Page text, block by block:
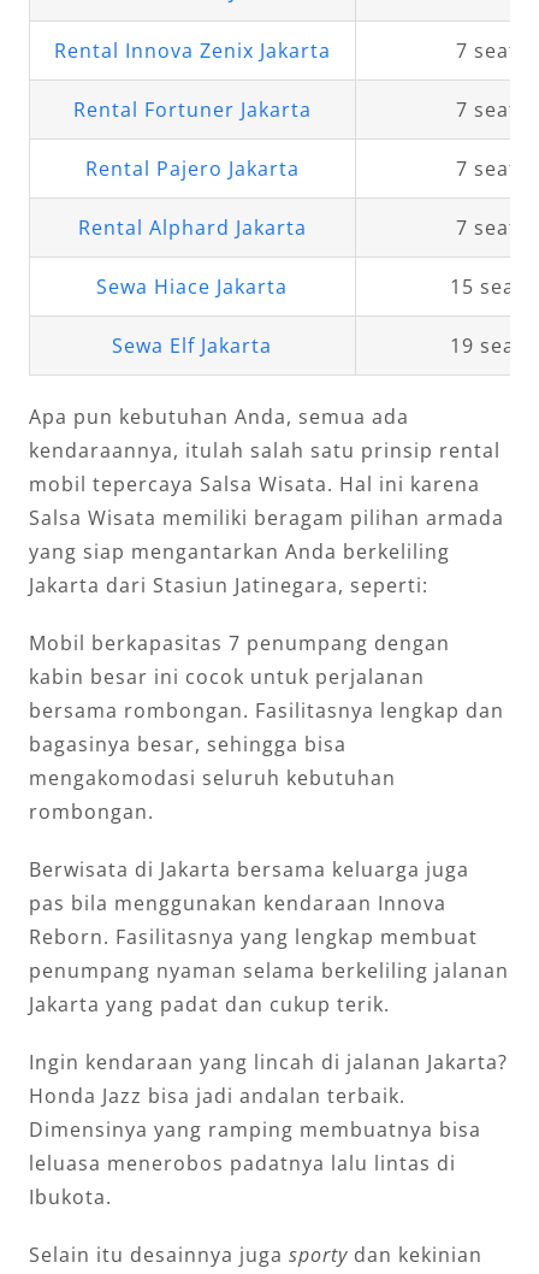
Rental Innova Zenix Jakarta 7 seat
Rental Fortuner Jakarta 7 seat
Rental Pajero Jakarta 7 seat
Rental Alphard Jakarta 7 seat
Sewa Hiace Jakarta 15 seat
Sewa Elf Jakarta 19 seat
Apa pun kebutuhan Anda, semua ada
kendaraannya, itulah salah satu prinsip rental
mobil tepercaya Salsa Wisata. Hal ini karena
Salsa Wisata memiliki beragam pilihan armada
yang siap mengantarkan Anda berkeliling
Jakarta dari Stasiun Jatinegara, seperti:
Mobil berkapasitas 7 penumpang dengan
kabin besar ini cocok untuk perjalanan
bersama rombongan. Fasilitasnya lengkap dan
bagasinya besar, sehingga bisa
mengakomodasi seluruh kebutuhan
rombongan.
Berwisata di Jakarta bersama keluarga juga
pas bila menggunakan kendaraan Innova
Reborn. Fasilitasnya yang lengkap membuat
penumpang nyaman selama berkeliling jalanan
Jakarta yang padat dan cukup terik.
Ingin kendaraan yang lincah di jalanan Jakarta?
Honda Jazz bisa jadi andalan terbaik.
Dimensinya yang ramping membuatnya bisa
leluasa menerobos padatnya lalu lintas di
Ibukota.
Selain itu desainnya juga sportydan kekinian